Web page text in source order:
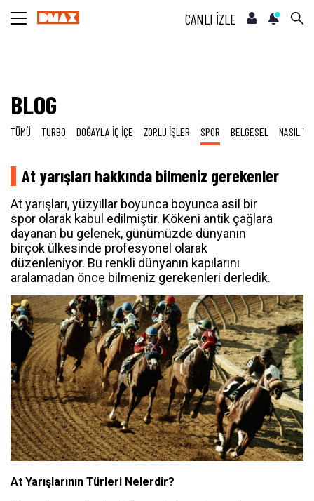
CANLI İZLE
BLOG
TÜMÜ TURBO DOĞAYLA İÇ İÇE ZORLU İŞLER SPOR BELGESEL NASIL
At yarışları hakkında bilmeniz gerekenler
At yarışları, yüzyıllar boyunca boyunca asil bir
spor olarak kabul edilmiştir. Kökeni antik çağlara
dayanan bu gelenek, günümüzde dünyanın
birçok ülkesinde profesyonel olarak
düzenleniyor. Bu renkli dünyanın kapılarını
aralamadan önce bilmeniz gerekenleri derledik.
At Yarışlarının Türleri Nelerdir?